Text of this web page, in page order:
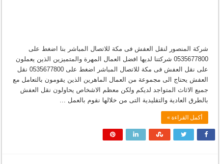
شركة المنصور لنقل العفش فى مكة للاتصال المباشر بنا اضغط على
0535677800 شركتنا لديها افضل العمال المهرة والمتميزين الذين يعملون
على نقل العفش فى مكة للاتصال المباشر اضغط على 0535677800 نقل
العفش يحتاج الى مجموعة من العمال الماهرين الذين يقومون بالتعامل مع
جميع الاثاث المتواجد لديكم ولكن معظم الاشخاص يحاولون نقل العفش
بالطرق العادية والتقليدية التى من خلالها نقوم بالعمل …
أكمل القراءة »